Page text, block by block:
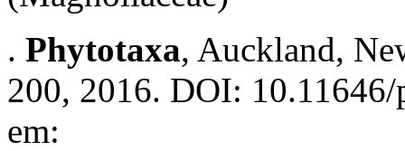
. Phytotaxa, Auckland,
200, 2016. DOI:
em: